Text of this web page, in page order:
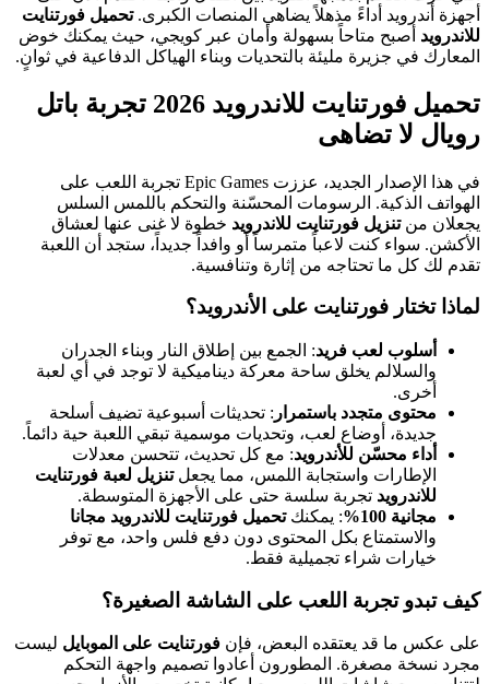
أجهزة أندرويد أداءً مذهلاً يضاهي المنصات الكبرى.تحميل فورتنايت
للاندرويد أصبح متاحاً بسهولة وأمان عبر كويجي، حيث يمكنك خوض
المعارك في جزيرة مليئة بالتحديات وبناء الهياكل الدفاعية في ثوانٍ.
تحميل فورتنايت للاندرويد 2026 تجربة باتل
رويال لا تضاهى
في هذا الإصدار الجديد، عززت Epic Games تجربة اللعب على
الهواتف الذكية. الرسومات المحسّنة والتحكم باللمس السلس
يجعلان منتنزيل فورتنايت للاندرويد خطوة لا غنى عنها لعشاق
الأكشن. سواء كنت لاعباً متمرساً أو وافداً جديداً، ستجد أن اللعبة
تقدم لك كل ما تحتاجه من إثارة وتنافسية.
لماذا تختار فورتنايت على الأندرويد؟
أسلوب لعب فريد: الجمع بين إطلاق النار وبناء الجدران
والسلالم يخلق ساحة معركة ديناميكية لا توجد في أي لعبة
أخرى.
محتوى متجدد باستمرار : تحديثات أسبوعية تضيف أسلحة
جديدة، أوضاع لعب، وتحديات موسمية تبقي اللعبة حية دائماً.
أداء محسّن للأندرويد: مع كل تحديث، تتحسن معدلات
الإطارات واستجابة اللمس، مما يجعلتنزيل لعبة فورتنايت
للاندرويد تجربة سلسة حتى على الأجهزة المتوسطة.
مجانية 100%
: يمكنكتحميل فورتنايت للاندرويد مجانا
والاستمتاع بكل المحتوى دون دفع فلس واحد، مع توفر
خيارات شراء تجميلية فقط.
كيف تبدو تجربة اللعب على الشاشة الصغيرة؟
على عكس ما قد يعتقده البعض، فإن فورتنايت على الموبايل ليست
مجرد نسخة مصغرة. المطورون أعادوا تصميم واجهة التحكم